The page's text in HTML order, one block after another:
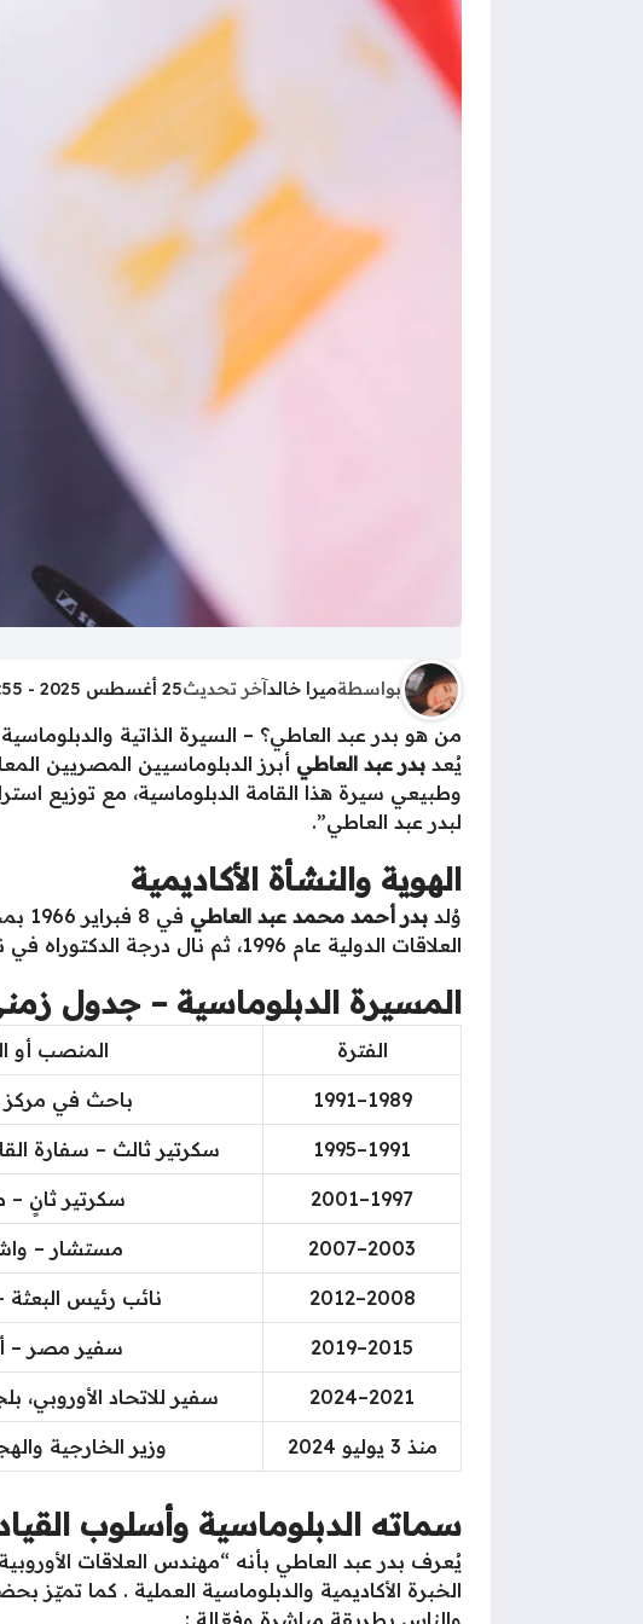
بواسطةميرا خالدآخر تحديث25 أغسطس 2025 - 5:55ص
من هو بدر عبد العاطي؟ – السيرة الذاتية والدبلوماسية
يُعد بدر عبد العاطي أبرز الدبلوماسيين المصريين
وطبيعي سيرة هذا القامة الدبلوماسية، مع توزيع
لبدر عبد العاطي”.
الهوية والنشأة الأكاديمية
وُلد بدر أحمد محمد عبد العاطي
العلاقات الدولية عام 1996، ثم نال درجة الدكتوراه في نفس التخصص عام 2003 من كلية الاقتصاد والعلوم السياسية – جامعة القاهرة
المسيرة الدبلوماسية – جدول
الفترة المنصب أو
1989–1991 باحث في مركز
1991–1995 سكرتير ثالث – سفارة
1997–2001 سكرتير ثانٍ –
2003–2007 مستشار –
2008–2012 نائب رئيس
2015–2019 سفير مصر –
2021–2024 سفير للاتحاد الأوروبي،
منذ 3 يوليو 2024 وزير الخارجية
سماته الدبلوماسية وأسلوب
يُعرف بدر عبد العاطي بأنه “مهندس العلاقات
والناس بطريقة مباشرة وفعّالة :